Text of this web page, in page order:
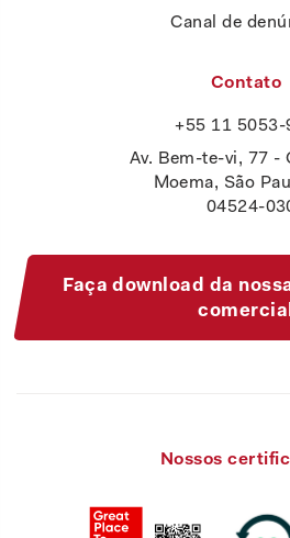
Canal de
Contato
+55 11 5053-
Av. Bem-te-vi, 77 -
Moema, São
04524-
Faça download da
comercial
Nossos